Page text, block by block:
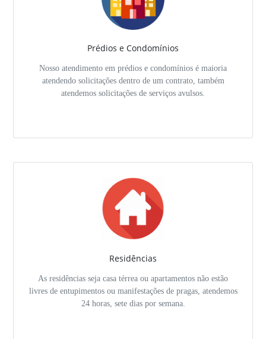
Prédios e Condomínios
Nosso atendimento em prédios e condomínios é maioria
atendendo solicitações dentro de um contrato, também
atendemos solicitações de serviços avulsos.
Residências
As residências seja casa térrea ou apartamentos não estão
livres de entupimentos ou manifestações de pragas, atendemos
24 horas, sete dias por semana.